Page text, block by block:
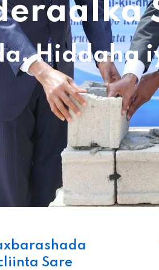
Hiddaha
Sare